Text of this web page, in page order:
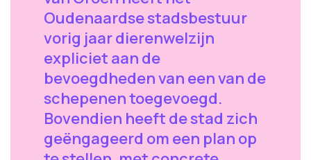
Oudenaardse stadsbestuur
vorig jaar dierenwelzijn
expliciet aan de
bevoegdheden van een van de
schepenen toegevoegd.
Bovendien heeft de stad zich
geëngageerd om een plan op